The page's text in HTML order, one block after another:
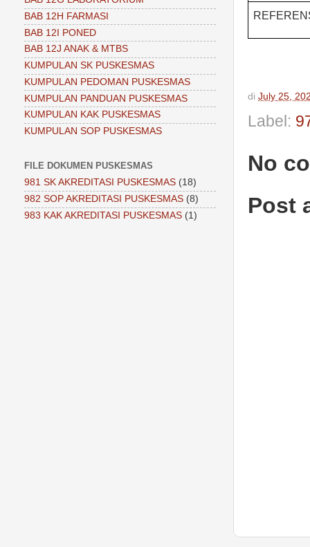
di July 25,
Label:
No
Post
BAB 12H FARMASI
BAB 12I PONED
BAB 12J ANAK & MTBS
KUMPULAN SK PUSKESMAS
KUMPULAN PEDOMAN PUSKESMAS
KUMPULAN PANDUAN PUSKESMAS
KUMPULAN KAK PUSKESMAS
KUMPULAN SOP PUSKESMAS
FILE DOKUMEN PUSKESMAS
981 SK AKREDITASI PUSKESMAS (18)
982 SOP AKREDITASI PUSKESMAS (8)
983 KAK AKREDITASI PUSKESMAS (1)